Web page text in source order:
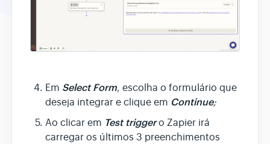
Em Select Form, escolha o formulário que
deseja integrar e clique em Continue;
Ao clicar em Test triggero Zapier irá
carregar os últimos 3 preenchimentos